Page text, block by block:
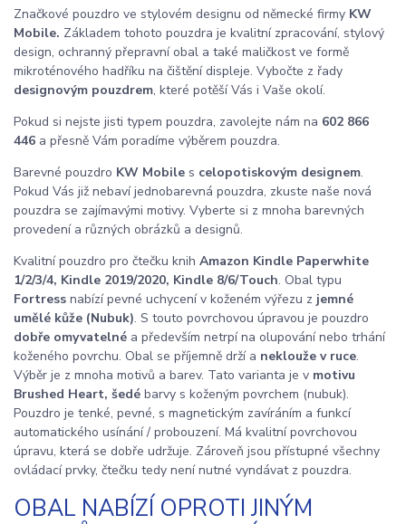
Značkové pouzdro ve stylovém designu od německé firmy KW
Mobile. Základem tohoto pouzdra je kvalitní zpracování, stylový
design, ochranný přepravní obal a také maličkost ve formě
mikroténového hadříku na čištění displeje. Vybočte z řady
designovým pouzdrem, které potěší Vás i Vaše okolí.
Pokud si nejste jisti typem pouzdra, zavolejte nám na 602 866
446 a přesně Vám poradíme výběrem pouzdra.
Barevné pouzdro KW Mobile s celopotiskovým designem.
Pokud Vás již nebaví jednobarevná pouzdra, zkuste naše nová
pouzdra se zajímavými motivy. Vyberte si z mnoha barevných
provedení a různých obrázků a designů.
Kvalitní pouzdro pro čtečku knih Amazon Kindle Paperwhite
1/2/3/4, Kindle 2019/2020, Kindle 8/6/Touch. Obal typu
Fortress nabízí pevné uchycení v koženém výřezu z jemné
umělé kůže (Nubuk). S touto povrchovou úpravou je pouzdro
dobře omyvatelné a především netrpí na olupování nebo trhání
koženého povrchu. Obal se příjemně drží a neklouže v ruce.
Výběr je z mnoha motivů a barev. Tato varianta je v motivu
Brushed Heart, šedé barvy s koženým povrchem (nubuk).
Pouzdro je tenké, pevné, s magnetickým zavíráním a funkcí
automatického usínání / probouzení. Má kvalitní povrchovou
úpravu, která se dobře udržuje. Zároveň jsou přístupné všechny
ovládací prvky, čtečku tedy není nutné vyndávat z pouzdra.
OBAL NABÍZÍ OPROTI JINÝM